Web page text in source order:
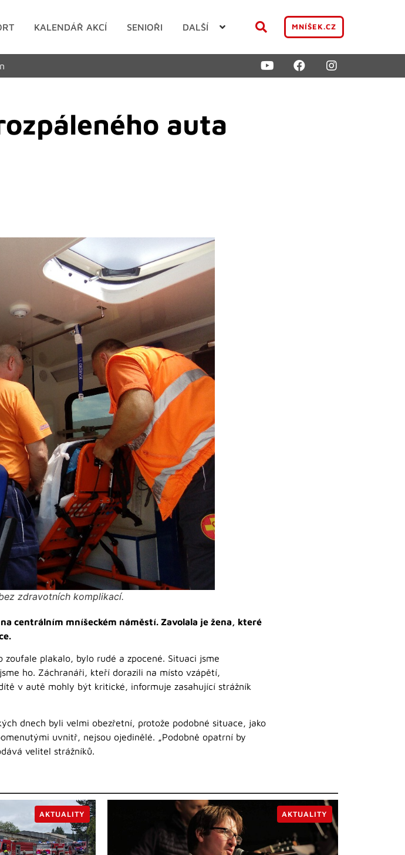
KALENDÁŘ AKCÍ SENIOŘI DALŠÍ MNÍŠEK.CZ
auta
zdravotních komplikací.
centrálním mníšeckém náměstí. Zavolala je žena, které
plakalo, bylo rudé a zpocené. Situaci jsme
ho. Záchranáři, kteří dorazili na místo vzápětí,
v autě mohly být kritické, informuje zasahující strážník
dnech byli velmi obezřetní, protože podobné situace, jako
uvnitř, nejsou ojedinělé. „Podobně opatrní by
velitel strážníků.
AKTUALITY AKTUALITY